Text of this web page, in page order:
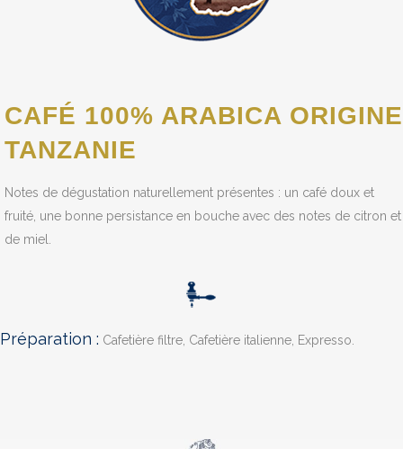
CAFÉ 100% ARABICA ORIGINE
TANZANIE
Notes de dégustation naturellement présentes : un café doux et
fruité, une bonne persistance en bouche avec des notes de citron et
de miel.
Préparation : Cafetière filtre, Cafetière italienne, Expresso.